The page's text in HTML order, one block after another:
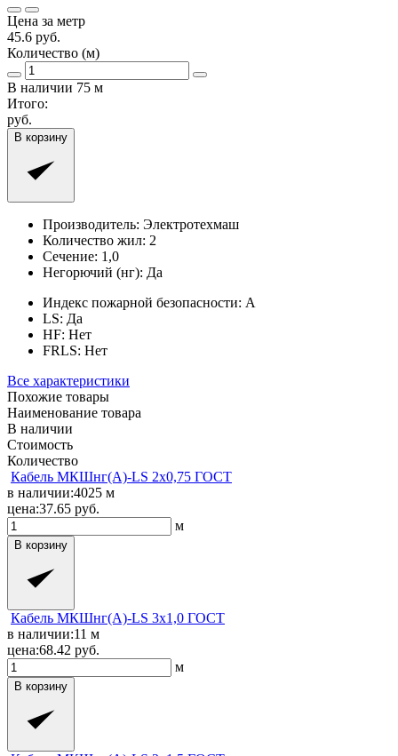
Цена за метр
45.6 руб.
Количество (м)
В наличии 75 м
Итого:
руб.
В корзину
Производитель: Электротехмаш
Количество жил: 2
Сечение: 1,0
Негорючий (нг): Да
Индекс пожарной безопасности: A
LS: Да
HF: Нет
FRLS: Нет
Все характеристики
Похожие товары
Наименование товара
В наличии
Стоимость
Количество
Кабель МКШнг(A)-LS 2x0,75 ГОСТ
в наличии:4025 м
цена:37.65 руб.
м
В корзину
Кабель МКШнг(A)-LS 3x1,0 ГОСТ
в наличии:11 м
цена:68.42 руб.
м
В корзину